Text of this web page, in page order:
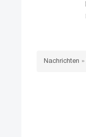
Nachrichten »